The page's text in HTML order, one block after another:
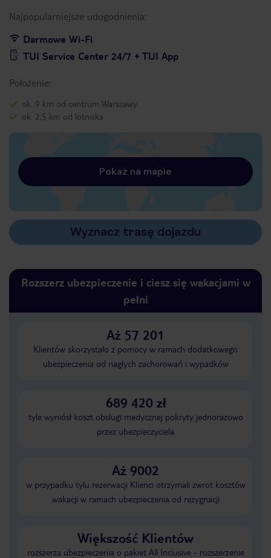
Najpopularniejsze udogodnienia:
Darmowe Wi-Fi
TUI Service Center 24/7 + TUI App
Położenie:
ok. 9 km od centrum Warszawy
ok. 2,5 km od lotniska
Pokaż na mapie
Wyznacz trasę dojazdu
Rozszerz ubezpieczenie i ciesz się wakacjami w
pełni
Aż 57 201
Klientów skorzystało z pomocy w ramach dodatkowego
ubezpieczenia od nagłych zachorowań i wypadków
689 420 zł
tyle wyniósł koszt obsługi medycznej pokryty jednorazowo
przez ubezpieczyciela
Aż 9002
w przypadku tylu rezerwacji Klienci otrzymali zwrot kosztów
wakacji w ramach ubezpieczenia od rezygnacji
Większość Klientów
rozszerza ubezpieczenia o pakiet All Inclusive - rozszerzenie